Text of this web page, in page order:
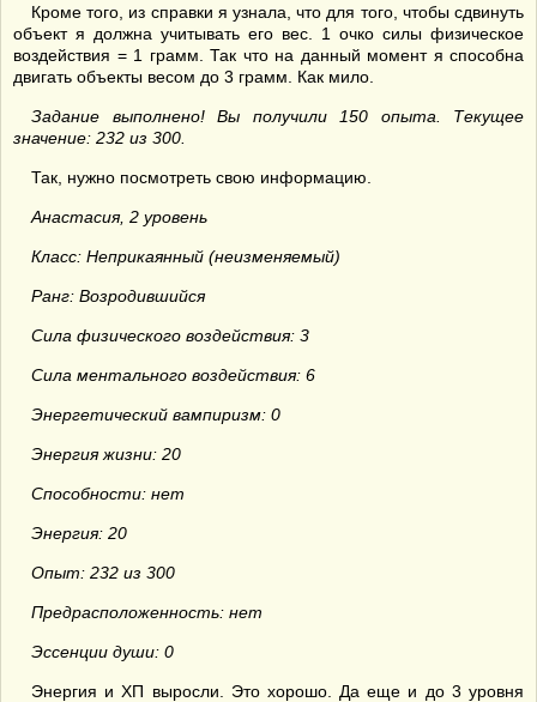
Кроме того, из справки я узнала, что для того, чтобы сдвинуть
объект я должна учитывать его вес. 1 очко силы физическое
воздействия = 1 грамм. Так что на данный момент я способна
двигать объекты весом до 3 грамм. Как мило.
Задание выполнено! Вы получили 150 опыта. Текущее
значение: 232 из 300.
Так, нужно посмотреть свою информацию.
Анастасия, 2 уровень
Класс: Неприкаянный (неизменяемый)
Ранг: Возродившийся
Сила физического воздействия: 3
Сила ментального воздействия: 6
Энергетический вампиризм: 0
Энергия жизни: 20
Способности: нет
Энергия: 20
Опыт: 232 из 300
Предрасположенность: нет
Эссенции души: 0
Энергия и ХП выросли. Это хорошо. Да еще и до 3 уровня